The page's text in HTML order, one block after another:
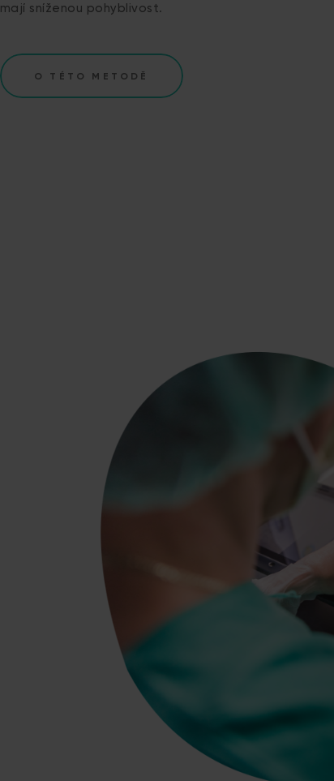
mají sníženou pohyblivost.
O TÉTO METODĚ